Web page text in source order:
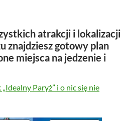
atrakcji i lokalizacji
znajdziesz gotowy plan
miejsca na jedzenie i
Paryż” i o nic się nie